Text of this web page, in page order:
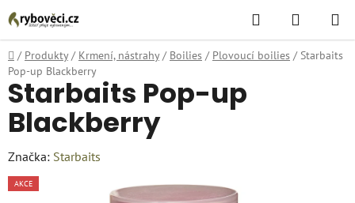
Přejít
na
obsah
Hledat
KOŠÍK
Domů
/ Produkty / Krmení, nástrahy / Boilies / Plovoucí boilies / Starbaits
Pop-up Blackberry
Starbaits Pop-up
Blackberry
Značka: Starbaits
AKCE